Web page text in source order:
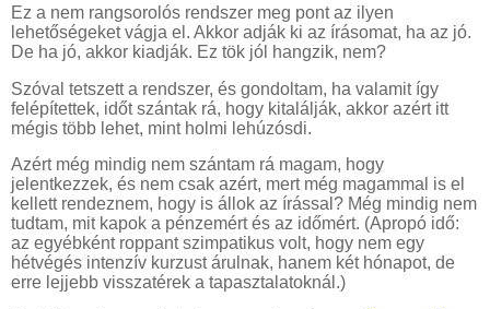
Ez a nem rangsorolós rendszer meg pont az ilyen
lehetőségeket vágja el. Akkor adják ki az írásomat, ha az jó.
De ha jó, akkor kiadják. Ez tök jól hangzik, nem?
Szóval tetszett a rendszer, és gondoltam, ha valamit így
felépítettek, időt szántak rá, hogy kitalálják, akkor azért itt
mégis több lehet, mint holmi lehúzósdi.
Azért még mindig nem szántam rá magam, hogy
jelentkezzek, és nem csak azért, mert még magammal is el
kellett rendeznem, hogy is állok az írással? Még mindig nem
tudtam, mit kapok a pénzemért és az időmért. (Apropó idő:
az egyébként roppant szimpatikus volt, hogy nem egy
hétvégés intenzív kurzust árulnak, hanem két hónapot, de
erre lejjebb visszatérek a tapasztalatoknál.)